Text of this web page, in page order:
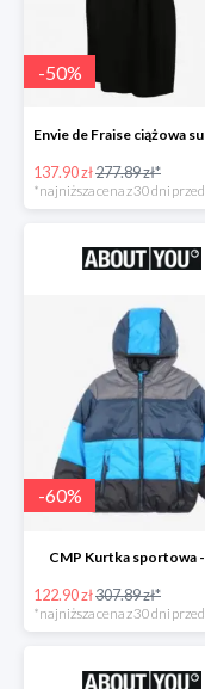
-50%
137.90 zł277.89 zł*
-60%
CMP Kurtka sportowa
122.90 zł307.89 zł*